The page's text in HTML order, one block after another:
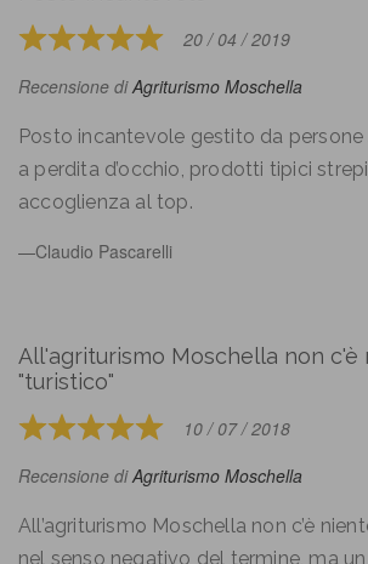
Rated
5
of
5
20 / 04 / 2019
Recensione diAgriturismo Moschella
Posto incantevole gestito da persone
a perdita d’occhio, prodotti tipici
accoglienza al top.
Claudio Pascarelli
All'agriturismo Moschella non c'è
"turistico"
Rated
5
of
5
10 / 07 / 2018
Recensione diAgriturismo Moschella
All’agriturismo Moschella non c’è
nel senso negativo del termine, ma